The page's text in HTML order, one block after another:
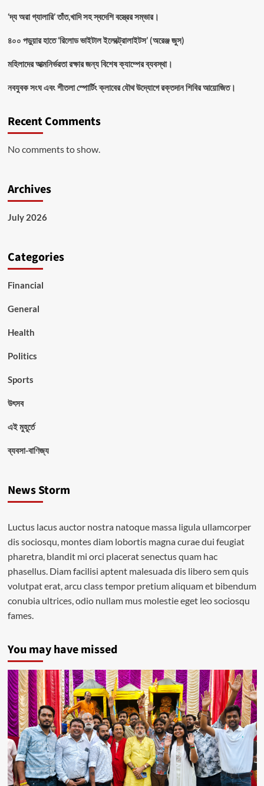
‘দ্য অরা গ্যালারি’ তাঁত,খাদি সহ স্বদেশি বস্ত্রের সম্ভার।
৪০০ পড়ুয়ার হাতে ‘রিলোড ভাইটাল ইলেক্ট্রোলাইটস’ (অরেঞ্জ জুস)
মহিলাদের আত্মনির্ভরতা রক্ষার জন্য বিশেষ ক্যাম্পের ব্যবস্থা।
নবযুবক সংঘ এবং শীতলা স্পোর্টিং ক্লাবের যৌথ উদ্যোগে রক্তদান শিবির আয়োজিত।
Recent Comments
No comments to show.
Archives
July 2026
Categories
Financial
General
Health
Politics
Sports
উৎসব
এই মুহূর্তে
ব্যবসা-বাণিজ্য
News Storm
Luctus lacus auctor nostra natoque massa ligula ullamcorper
dis sociosqu, montes diam lobortis magna curae dui feugiat
pharetra, blandit mi orci placerat senectus quam hac
phasellus. Diam facilisi aptent malesuada dis libero sem quis
volutpat erat, arcu class tempor pretium aliquam et bibendum
conubia ultrices, odio nullam mus molestie eget leo sociosqu
fames.
You may have missed